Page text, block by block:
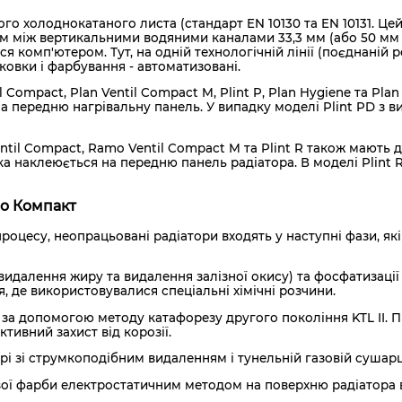
холоднокатаного листа (стандарт EN 10130 та EN 10131.
між вертикальними водяними каналами 33,3 мм (або 50
Тут, на одній технологічній лінії
і фарбування - автоматизовані.
Plan Ventil Compact M, Plint P, Plan Hygiene та
нагрівальну панель. У випадку моделі Plint PD з
Compact, Ramo Ventil Compact M та Plint R також мають
на передню панель радіатора. В моделі Plint
Компакт
неопрацьовані радіатори входять у наступні фази,
жиру та видалення залізної окису) та
використовувалися спеціальні хімічні розчини.
допомогою методу катафорезу другого покоління KTL II.
захист від корозії.
зі струмкоподібним видаленням і тунельній газовій
фарби електростатичним методом на поверхню радіатора